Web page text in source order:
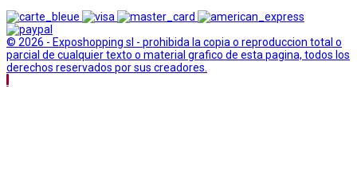
© 2026 - Exposhopping sl - prohibida la copia o reproduccion total o
parcial de cualquier texto o material grafico de esta pagina, todos los
derechos reservados por sus creadores.